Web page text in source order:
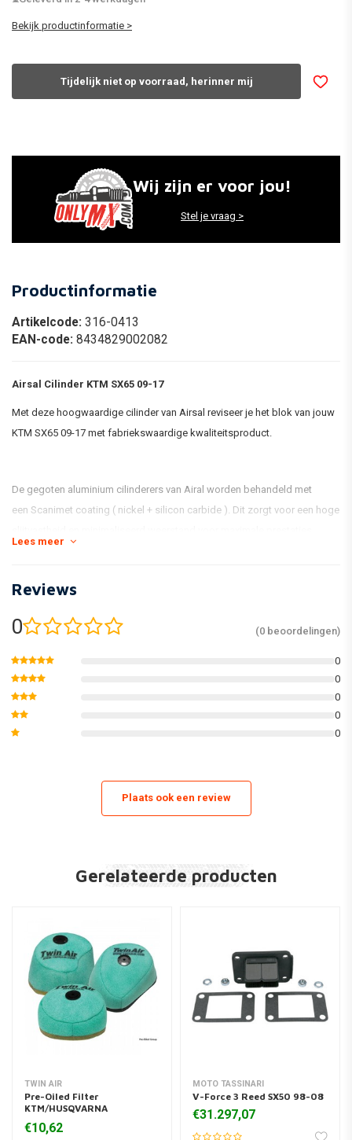
Bekijk productinformatie >
Tijdelijk niet op voorraad, herinner mij
Wij zijn er voor jou!
Stel je vraag >
Productinformatie
Artikelcode: 316-0413
EAN-code: 8434829002082
Airsal Cilinder KTM SX65 09-17
Met deze hoogwaardige cilinder van Airsal reviseer je het blok van jouw
KTM SX65 09-17 met fabriekswaardige kwaliteitsproduct.
De gegoten aluminium cilinderers van Airal worden behandeld met
een Scanimet coating ( nickel + silicon carbide ). Dit zorgt voor een hoge
Lees meer
Reviews
0 (0 beoordelingen)
0
0
0
0
0
Plaats ook een review
Gerelateerde producten
TWIN AIR
Pre-Oiled Filter
KTM/HUSQVARNA
€10,62
MOTO TASSINARI
V-Force 3 Reed SX50 98-08
€31.297,07